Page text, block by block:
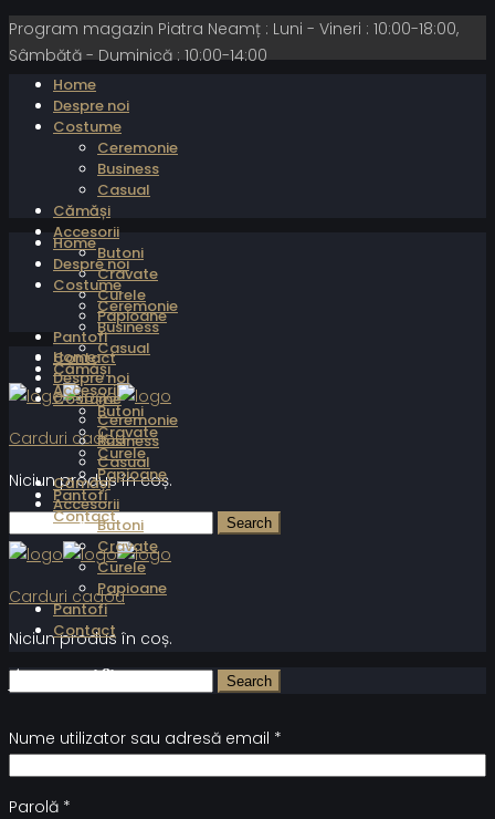
Program magazin Piatra Neamț : Luni - Vineri : 10:00-18:00,
Sâmbătă - Duminică : 10:00-14:00
Home
Despre noi
Costume
Ceremonie
Business
Casual
Cămăși
Accesorii
Butoni
Cravate
Curele
Papioane
Pantofi
Contact
Carduri cadou
Niciun produs în coș.
Home
Despre noi
Costume
Ceremonie
Business
Casual
Cămăși
Accesorii
Butoni
Cravate
Curele
Papioane
Pantofi
Contact
Carduri cadou
Niciun produs în coș.
Home
Despre noi
Costume
Ceremonie
Business
Casual
Cămăși
Accesorii
Butoni
Cravate
Curele
Papioane
Pantofi
Contact
Autentificare
Nume utilizator sau adresă email *
Parolă *